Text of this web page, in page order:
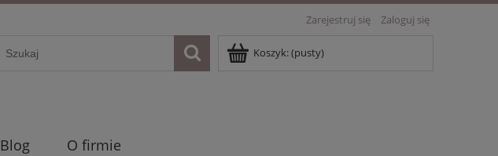
Zarejestruj się Zaloguj się
Koszyk:(pusty)
Blog O firmie